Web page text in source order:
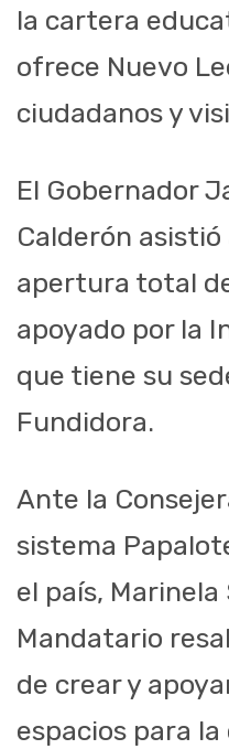
la cartera
ofrece Nuevo
ciudadanos y
El Gobernador
Calderón
apertura total
apoyado por la
que tiene su
Fundidora.
Ante la
sistema
el país,
Mandatario
de crear y
espacios para